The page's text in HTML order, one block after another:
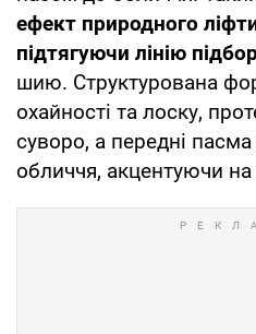
ефект природного
підтягуючи лінію
шию. Структурована
охайності та лоску,
суворо, а передні
обличчя, акцентуючи на